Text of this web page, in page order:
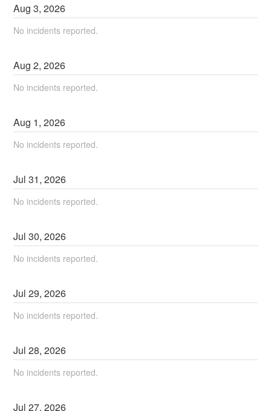
Aug3,2026
No incidents reported.
Aug2,2026
No incidents reported.
Aug 1,2026
No incidents reported.
Jul31,2026
No incidents reported.
Jul30,2026
No incidents reported.
Jul29,2026
No incidents reported.
Jul28,2026
No incidents reported.
Jul27,2026